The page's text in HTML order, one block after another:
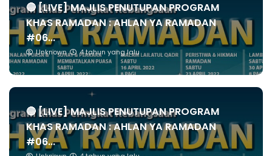
🔴 [LIVE] MAJLIS PENUTUPAN PROGRAM
KHAS RAMADAN : AHLAN YA RAMADAN
#06...
Unknown 4 tahun yang lalu
🔴 [LIVE] MAJLIS PENUTUPAN PROGRAM
KHAS RAMADAN : AHLAN YA RAMADAN
#06...